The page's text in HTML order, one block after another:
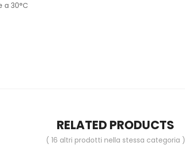
a 30°C
RELATED PRODUCTS
( 16 altri prodotti nella stessa categoria )